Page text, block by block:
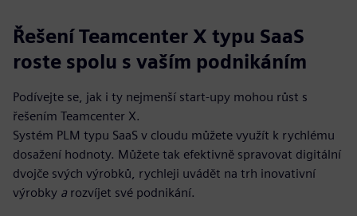
Řešení Teamcenter X typu SaaS
roste spolu s vaším podnikáním
Podívejte se, jak i ty nejmenší start-upy mohou růst s
řešením Teamcenter X.
Systém PLM typu SaaS v cloudu můžete využít k rychlému
dosažení hodnoty. Můžete tak efektivně spravovat digitální
dvojče svých výrobků, rychleji uvádět na trh inovativní
výrobky a rozvíjet své podnikání.